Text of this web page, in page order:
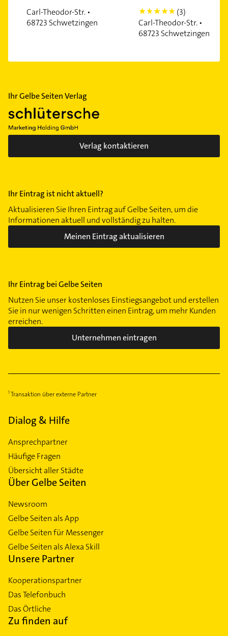
Carl-Theodor-Str. •
68723 Schwetzingen
5
(3)
Carl-Theodor-Str. •
68723 Schwetzingen
Ihr Gelbe Seiten Verlag
Verlag kontaktieren
Ihr Eintrag ist nicht aktuell?
Aktualisieren Sie Ihren Eintrag auf Gelbe Seiten, um die
Informationen aktuell und vollständig zu halten.
Meinen Eintrag aktualisieren
Ihr Eintrag bei Gelbe Seiten
Nutzen Sie unser kostenloses Einstiegsangebot und erstellen
Sie in nur wenigen Schritten einen Eintrag, um mehr Kunden
erreichen.
Unternehmen eintragen
Transaktion über externe Partner
Dialog & Hilfe
Ansprechpartner
Häufige Fragen
Übersicht aller Städte
Über Gelbe Seiten
Newsroom
Gelbe Seiten als App
Gelbe Seiten für Messenger
Gelbe Seiten als Alexa Skill
Unsere Partner
Kooperationspartner
Das Telefonbuch
Das Örtliche
Zu finden auf